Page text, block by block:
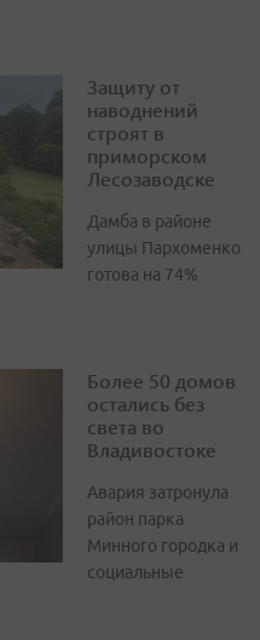
Защиту от
наводнений
строят в
приморском
Лесозаводске
Дамба в районе
улицы Пархоменко
готова на 74%
Более 50 домов
остались без
света во
Владивостоке
Авария затронула
район парка
Минного городка и
социальные